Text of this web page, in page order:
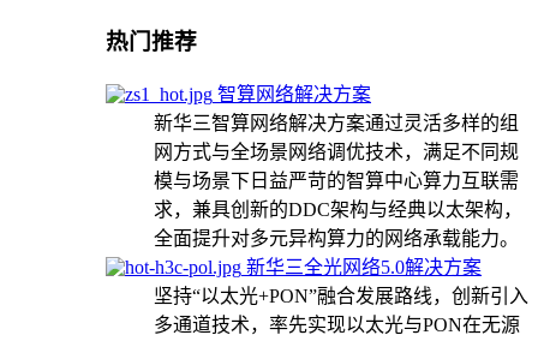
热门推荐
智算网络解决方案
新华三智算网络解决方案通过灵活多样的组
网方式与全场景网络调优技术，满足不同规
模与场景下日益严苛的智算中心算力互联需
求，兼具创新的DDC架构与经典以太架构，
全面提升对多元异构算力的网络承载能力。
新华三全光网络5.0解决方案
坚持“以太光+PON”融合发展路线，创新引入
多通道技术，率先实现以太光与PON在无源